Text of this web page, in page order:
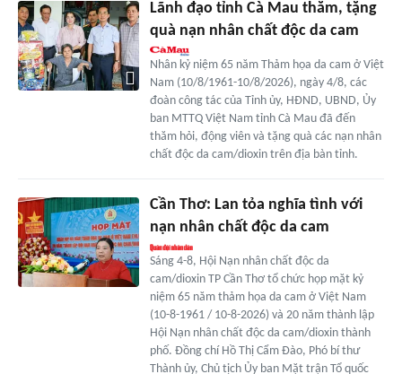
Lãnh đạo tỉnh Cà Mau thăm, tặng
quà nạn nhân chất độc da cam
Nhân kỷ niệm 65 năm Thảm họa da cam ở Việt
Nam (10/8/1961-10/8/2026), ngày 4/8, các
đoàn công tác của Tỉnh ủy, HĐND, UBND, Ủy
ban MTTQ Việt Nam tỉnh Cà Mau đã đến
thăm hỏi, động viên và tặng quà các nạn nhân
chất độc da cam/dioxin trên địa bàn tỉnh.
Cần Thơ: Lan tỏa nghĩa tình với
nạn nhân chất độc da cam
Sáng 4-8, Hội Nạn nhân chất độc da
cam/dioxin TP Cần Thơ tổ chức họp mặt kỷ
niệm 65 năm thảm họa da cam ở Việt Nam
(10-8-1961 / 10-8-2026) và 20 năm thành lập
Hội Nạn nhân chất độc da cam/dioxin thành
phố. Đồng chí Hồ Thị Cẩm Đào, Phó bí thư
Thành ủy, Chủ tịch Ủy ban Mặt trận Tổ quốc